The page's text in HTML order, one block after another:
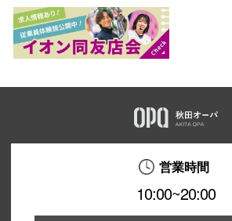
営業時間
10:00~20:00